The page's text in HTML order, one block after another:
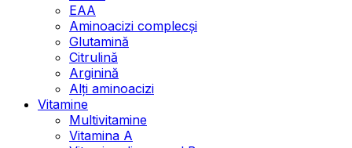
EAA
Aminoacizi complecși
Glutamină
Citrulină
Arginină
Alți aminoacizi
Vitamine
Multivitamine
Vitamina A